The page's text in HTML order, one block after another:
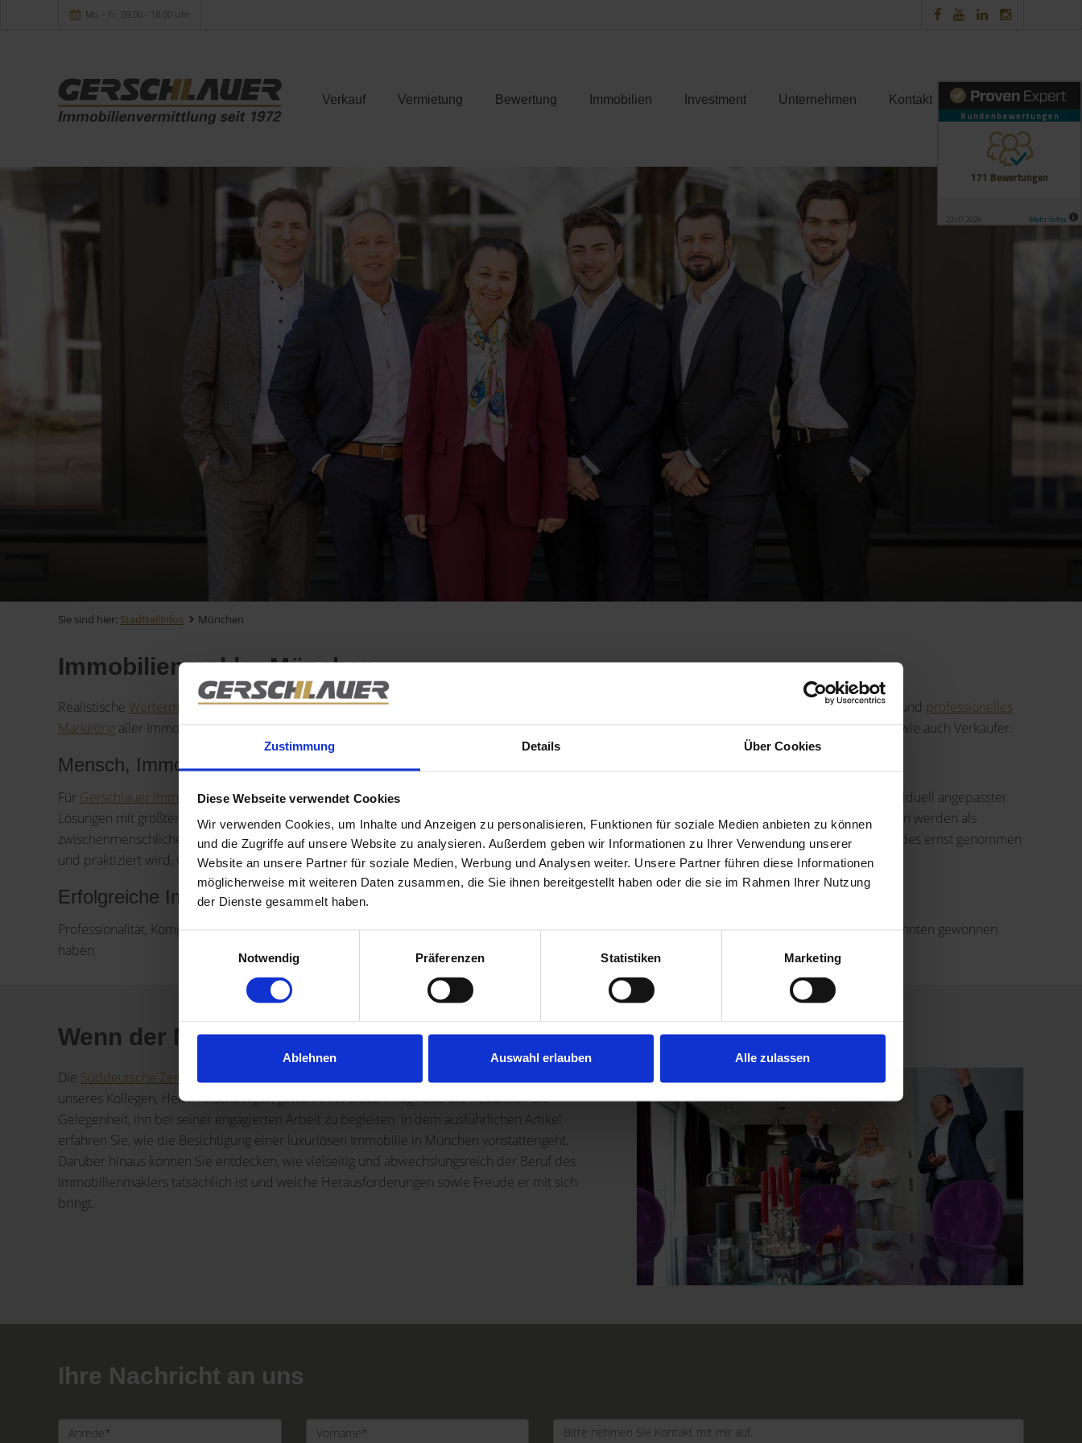
Zustimmung Details Über Cookies
Diese Webseite verwendet Cookies
Wir verwenden Cookies, um Inhalte und Anzeigen zu personalisieren, Funktionen für soziale Medien anbieten zu können
und die Zugriffe auf unsere Website zu analysieren. Außerdem geben wir Informationen zu Ihrer Verwendung unserer
Website an unsere Partner für soziale Medien, Werbung und Analysen weiter. Unsere Partner führen diese Informationen
möglicherweise mit weiteren Daten zusammen, die Sie ihnen bereitgestellt haben oder die sie im Rahmen Ihrer Nutzung
der Dienste gesammelt haben.
Notwendig
Präferenzen Statistiken Marketing
Ablehnen Auswahl erlauben Alle zulassen
Mo. - Fr. 09.00 - 18.00 Uhr
Verkauf Vermietung Bewertung Immobilien Investment Unternehmen Kontakt
Sie sind hier: Stadtteilinfos München
Immobilienmakler München
Realistische WertermittlungundKaufpreisanalyse, umfangreiche Baurechtanalyse zur Wertoptimierung, bankenunabhängige Finanzierungsberatung und professionelles
Marketing aller Immobiliensparten bei breitester Internetpräsenz gewährleisten den Kunden ein optimales Vermittlungsergebnis, sowohl für Käufer wie auch Verkäufer.
Mensch, Immobilienmakler und Vertrauen
Für Gerschlauer Immobilienstehen die persönlichen Bedürfnisse und Anliegen des Menschen im Zentrum der
. Die Entwicklung individuell angepasster
Lösungen mit größter emotionaler und fachlicher Kompetenz prägt den Stil des Hauses.Kaufenundverkaufen,mietenund vermietenvon Immobilien werden als
zwischenmenschliche Interaktion verstanden. Immobilienkauf und -verkauf beruht vor allem auf Vertrauen, das nur entstehen kann, wenn Vorstehendes ernst genommen
und praktiziert wird, wie bei Gerschlauer-Immobilien München.
Erfolgreiche Immobilienvermittlung hat in München einen Namen: "Gerschlauer-Immobilien"
Professionalität, Kompetenz, Transparenz, Individualität und Zuverlässigkeit bilden die Basis, die das
so vieler Kunden in den letzten Jahrzehnten gewonnen
haben.
Wenn der Makler noch einen Rolls Royce drauflegt
Die Süddeutsche Zeitung
hat uns besucht und einen umfangreichen Einblick in den Arbeitsalltag
unseres Kollegen, Herrn Kirschberger, gewährt. An diesem Tag hatte die Redaktion die
Gelegenheit, ihn bei seiner engagierten Arbeit zu begleiten. In dem ausführlichen Artikel
erfahren Sie, wie die Besichtigung einer luxuriösen Immobilie in München vonstattengeht.
Darüber hinaus können Sie entdecken, wie vielseitig und abwechslungsreich der Beruf des
Immobilienmaklers tatsächlich ist und welche Herausforderungen sowie Freude er mit sich
bringt.
Ihre Nachricht an uns